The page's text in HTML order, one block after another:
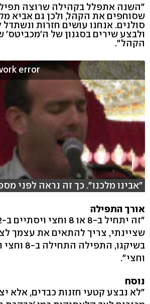
"השנה אתפלל בקהילה שרוצה
שסוחפים את הקהל, ולכן גם אביא
סולנים. אנחנו עושים חזרות ונשתדל
ולבצע שירים בסגנון של ה'מכביטס'
הקהל".
error
"אבינו מלכנו". כך זה נראה לפני
אורך התפילה
שציינתי, צריך להתאים את עצמך
וחצי".
נוסח
"לא נבצע קטעי חזנות כבדים, אלא